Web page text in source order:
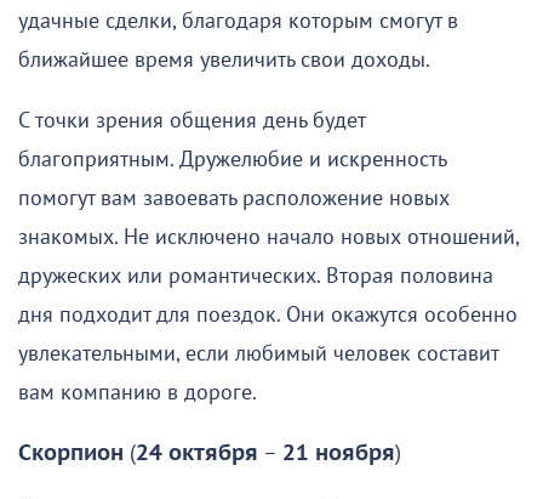
удачные сделки, благодаря которым смогут в
ближайшее время увеличить свои доходы.
С точки зрения общения день будет
благоприятным. Дружелюбие и искренность
помогут вам завоевать расположение новых
знакомых. Не исключено начало новых отношений,
дружеских или романтических. Вторая половина
дня подходит для поездок. Они окажутся особенно
увлекательными, если любимый человек составит
вам компанию в дороге.
Скорпион (24 октября – 21 ноября)